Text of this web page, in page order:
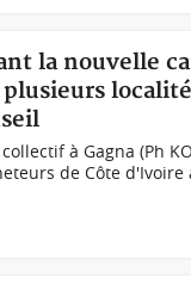
la nouvelle
plusieurs
à Gagna (Ph
de Côte